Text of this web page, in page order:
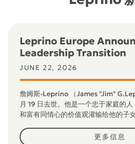
Leprino Europe
Leadership Transition
JUNE 22, 2026
詹姆斯-Leprino （James "Jim"
月 19 日去世。他是一个忠于家庭的
和富有同情心的价值观灌输给他的子
更多信息